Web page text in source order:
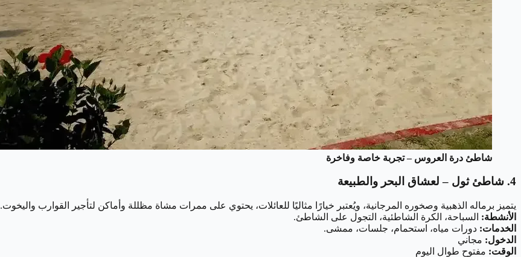
شاطئ درة العروس – تجربة خاصة وفاخرة
4. شاطئ ثول – لعشاق البحر والطبيعة
يتميز برماله الذهبية وصخوره المرجانية، ويُعتبر خيارًا مثاليًا للعائلات، يحتوي على ممرات مشاة مظللة وأماكن لتأجير القوارب واليخوت.
الأنشطة: السباحة، الكرة الشاطئية، التجول على الشاطئ.
الخدمات: دورات مياه، استحمام، جلسات، ممشى.
الدخول: مجاني
الوقت: مفتوح طوال اليوم